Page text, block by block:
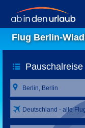
Flug Berlin-
Deutschland - alle